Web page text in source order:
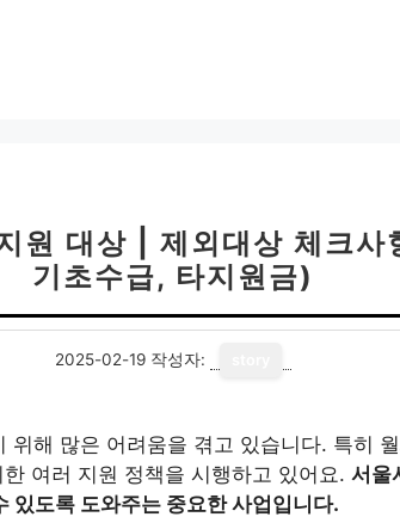
원 대상 | 제외대상 체크
기초수급, 타지원금)
2025-02-19 작성자:
위해 많은 어려움을 겪고 있습니다. 특히
여러 지원 정책을 시행하고 있어요. 서울
있도록 도와주는 중요한 사업입니다.